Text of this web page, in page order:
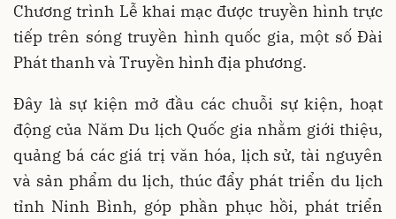
Chương trình Lễ khai mạc được truyền hình trực
tiếp trên sóng truyền hình quốc gia, một số Đài
Phát thanh và Truyền hình địa phương.
Đây là sự kiện mở đầu các chuỗi sự kiện, hoạt
động của Năm Du lịch Quốc gia nhằm giới thiệu,
quảng bá các giá trị văn hóa, lịch sử, tài nguyên
và sản phẩm du lịch, thúc đẩy phát triển du lịch
tỉnh Ninh Bình, góp phần phục hồi, phát triển